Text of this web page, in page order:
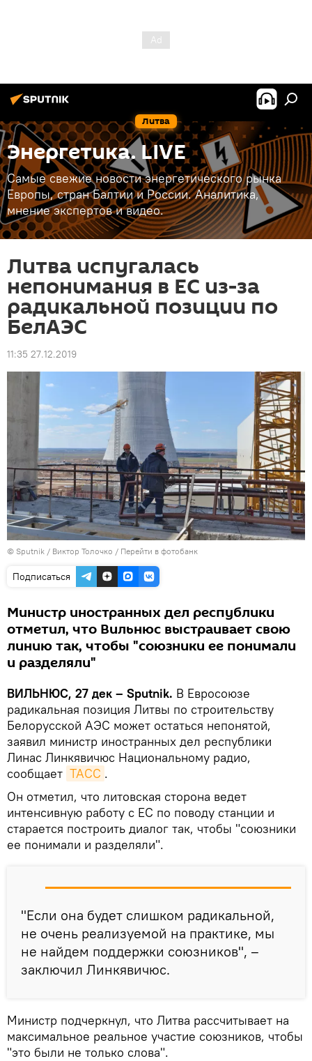
Литва
Энергетика. LIVE
Самые свежие новости энергетического рынка
Европы, стран Балтии и России. Аналитика,
мнение экспертов и видео.
Литва испугалась
непонимания в ЕС из-за
радикальной позиции по
БелАЭС
11:35 27.12.2019
© Sputnik / Виктор Толочко / Перейти в фотобанк
Подписаться
Министр иностранных дел республики
отметил, что Вильнюс выстраивает свою
линию так, чтобы "союзники ее понимали
и разделяли"
ВИЛЬНЮС, 27 дек – Sputnik. В Евросоюзе
радикальная позиция Литвы по строительству
Белорусской АЭС может остаться непонятой,
заявил министр иностранных дел республики
Линас Линкявичюс Национальному радио,
сообщает ТАСС .
Он отметил, что литовская сторона ведет
интенсивную работу с ЕС по поводу станции и
старается построить диалог так, чтобы "союзники
ее понимали и разделяли".
"Если она будет слишком радикальной,
не очень реализуемой на практике, мы
не найдем поддержки союзников", –
заключил Линкявичюс.
Министр подчеркнул, что Литва рассчитывает на
максимальное реальное участие союзников, чтобы
"это были не только слова".